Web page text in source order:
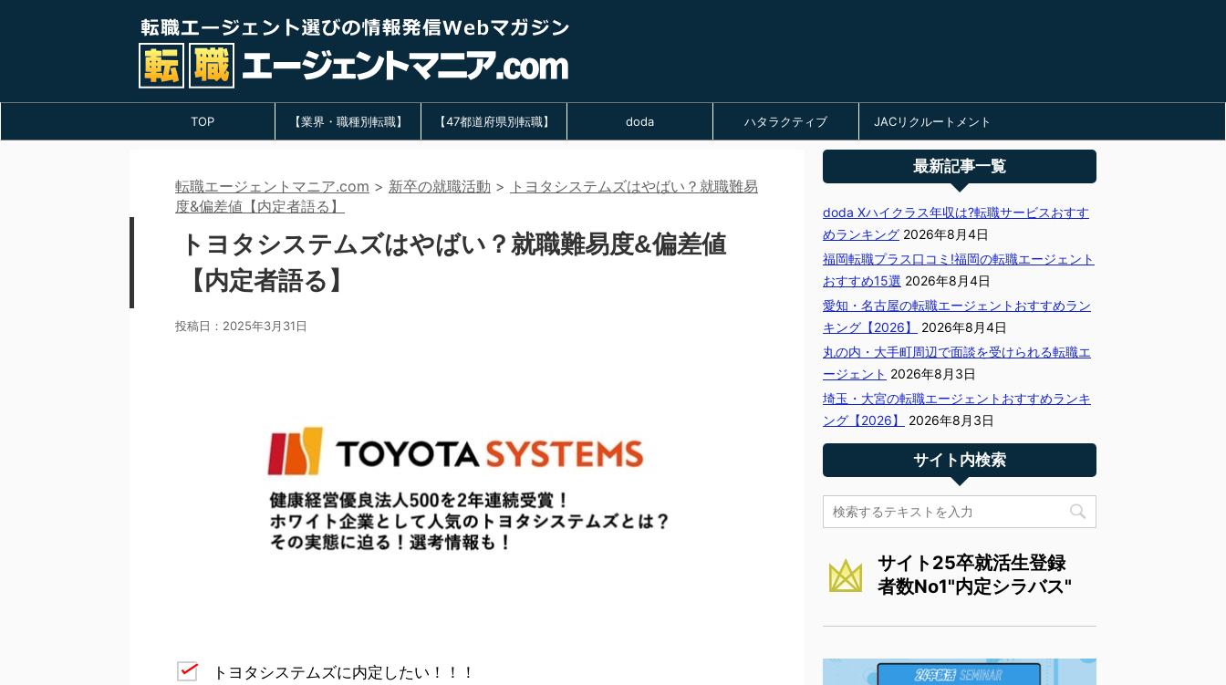
TOP 【業界・職種別転職】 【47都道府県別転職】 doda ハタラクティブ JACリクルートメント
転職エージェントマニア.com > 新卒の就職活動 >
トヨタシステムズはやばい？就職難易
度&偏差値【内定者語る】
トヨタシステムズはやばい？就職難易度&偏差値
【内定者語る】
投稿日： 2025年3月31日
トヨタシステムズに内定したい！！！
最新記事一覧
doda Xハイクラス年収は?転職サービスおすす
めランキング 2026年8月4日
福岡転職プラス口コミ!福岡の転職エージェント
おすすめ15選 2026年8月4日
愛知・名古屋の転職エージェントおすすめラン
キング【2026】
2026年8月4日
丸の内・大手町周辺で面談を受けられる転職エ
ージェント 2026年8月3日
埼玉・大宮の転職エージェントおすすめランキ
ング【2026】
2026年8月3日
サイト内検索
サイト25卒就活生登録
者数No1"内定シラバス"